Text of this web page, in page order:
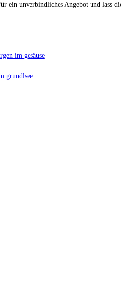
ein unverbindliches Angebot und lass